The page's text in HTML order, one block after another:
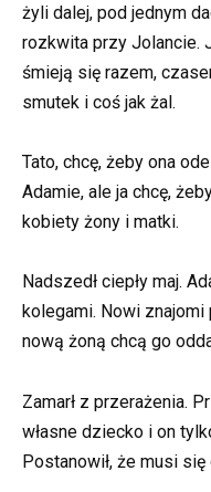
żyli dalej, pod jednym
rozkwita przy Jolancie.
śmieją się razem,
smutek i coś jak żal.
Tato, chcę, żeby ona
Adamie, ale ja chcę,
kobiety żony i matki.
Nadszedł ciepły maj.
kolegami. Nowi
nową żoną chcą go
Zamarł z przerażenia.
własne dziecko i on
Postanowił, że musi